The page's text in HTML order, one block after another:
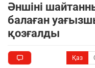
Әншіні
балаған
қозғалды
Қаз